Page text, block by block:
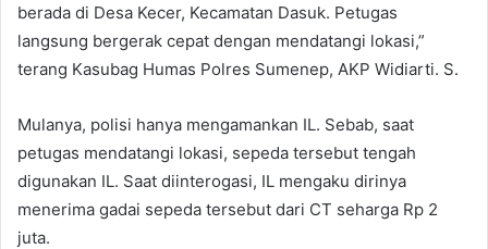
berada di Desa Kecer, Kecamatan Dasuk. Petugas
langsung bergerak cepat dengan mendatangi lokasi,”
terang Kasubag Humas Polres Sumenep, AKP Widiarti. S.
Mulanya, polisi hanya mengamankan IL. Sebab, saat
petugas mendatangi lokasi, sepeda tersebut tengah
digunakan IL. Saat diinterogasi, IL mengaku dirinya
menerima gadai sepeda tersebut dari CT seharga Rp 2
juta.